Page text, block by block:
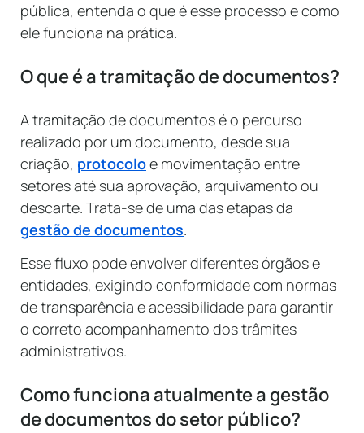
pública, entenda o que é esse processo e como
ele funciona na prática.
O que é a tramitação de documentos?
A tramitação de documentos é o percurso
realizado por um documento, desde sua
criação, protocoloe movimentação entre
setores até sua aprovação, arquivamento ou
descarte. Trata-se de uma das etapas da
gestão de documentos.
Esse fluxo pode envolver diferentes órgãos e
entidades, exigindo conformidade com normas
de transparência e acessibilidade para garantir
o correto acompanhamento dos trâmites
administrativos.
Como funciona atualmente a gestão
de documentos do setor público?